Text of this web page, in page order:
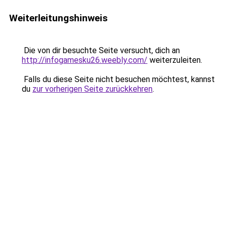
Weiterleitungshinweis
Die von dir besuchte Seite versucht, dich an
http://infogamesku26.weebly.com/ weiterzuleiten.
Falls du diese Seite nicht besuchen möchtest, kannst
du zur vorherigen Seite zurückkehren.